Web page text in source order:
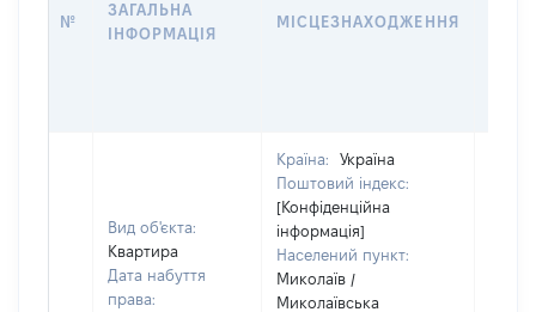
№
ЗАГАЛЬНА
ІНФОРМАЦІЯ
МІСЦЕЗНАХОДЖЕННЯ
Вид об'єкта:
Квартира
Дата набуття
права:
Країна:
Україна
Поштовий індекс:
[Конфіденційна
інформація]
Населений пункт:
Миколаїв /
Миколаївська